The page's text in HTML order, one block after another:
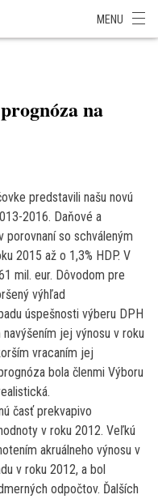
MENU
na
predstavili našu novú
2016. Daňové a
so schváleným
2015 až o 1,3% HDP. V
mil. eur. Dôvodom pre
výhľad
úspešnosti výberu DPH
jej výnosu v roku
vracaním jej
bola členmi Výboru
časť prekvapivo
v roku 2012. Veľkú
akruálneho výnosu v
v roku 2012, a bol
odpočtov. Ďalších